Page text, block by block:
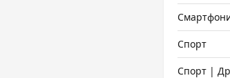
Спорт
Спорт |